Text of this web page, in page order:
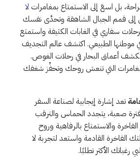
بل اسعَ إلى الاستمتاع بمغامرات لا
إلى قمم الجبال الشاهقة وتحدَّى نفسك
سفاري في الغابات الكثيفة واستمتع
في موطنها الطبيعي. اكتشف عالم التجديف
أعماق البحار في رحلات الغوص.
التي تنعش روحك وتحفِّز شغفك
تعد إشارة إيجابية لصناعة السفر
صعبة، يتجدد الحماس والترقب
والاستمتاع بالرفاهية وروح
الفاخرة القادمة واستعد لتجربة لا
الأكثر تطلبًا.